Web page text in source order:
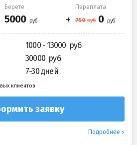
Берете Переплата
1000 - 13000
30000
7-30 дней
клиентов
заявку
Подробнее